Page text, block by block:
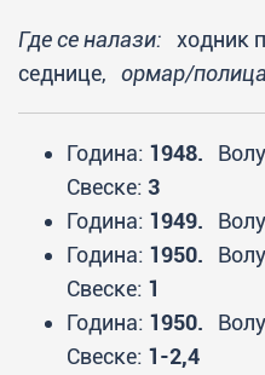
Где се налази: ходник
седнице, ормар/
Година: 1948.
Свеске: 3
Година: 1949.
Година: 1950.
Свеске: 1
Година: 1950.
Свеске: 1-2,4